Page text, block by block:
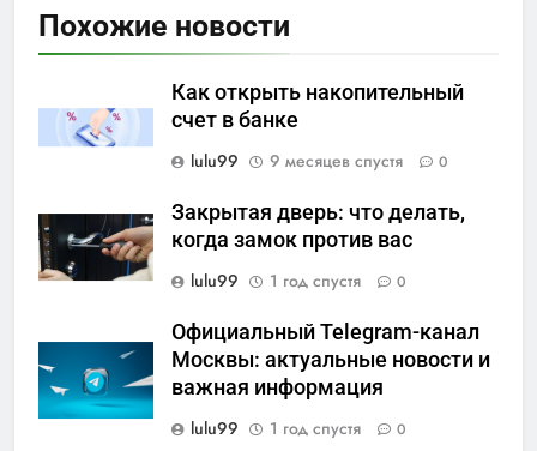
Похожие новости
Как открыть накопительный
счет в банке
lulu99
9 месяцев спустя 0
Закрытая дверь: что делать,
когда замок против вас
lulu99
1 год спустя 0
Официальный Telegram-канал
Москвы: актуальные новости и
важная информация
lulu99
1 год спустя 0